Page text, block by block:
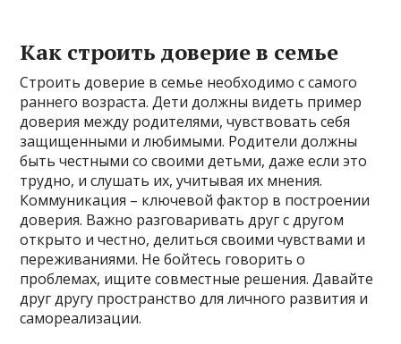
Как строить доверие в семье
Строить доверие в семье необходимо с самого
раннего возраста. Дети должны видеть пример
доверия между родителями, чувствовать себя
защищенными и любимыми. Родители должны
быть честными со своими детьми, даже если это
трудно, и слушать их, учитывая их мнения.
Коммуникация – ключевой фактор в построении
доверия. Важно разговаривать друг с другом
открыто и честно, делиться своими чувствами и
переживаниями. Не бойтесь говорить о
проблемах, ищите совместные решения. Давайте
друг другу пространство для личного развития и
самореализации.